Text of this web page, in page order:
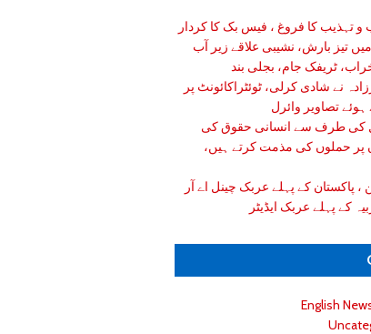
و تہذیب کا فروغ ، فیس بک کا کردار
تیز بارش، نشیبی علاقے زیر آب
ٹریفک جام، بجلی بند
نے شادی کرلی، ٹوئٹراکائونٹ پر
ہوئے تصاویر وائرل
کی طرف سے انسانی حقوق کی
پر حملوں کی مذمت کرتے ہیں،
، پاکستان کے پہلے عربک چینل اے آر
کے پہلے عربک ایڈیٹر
English